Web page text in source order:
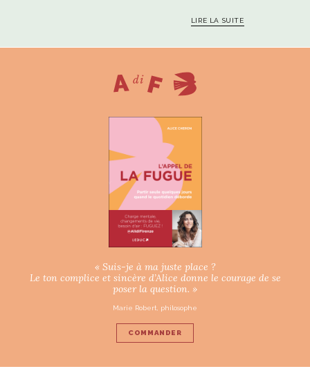
LIRE LA SUITE
« Suis-je à ma juste place ?
Le ton complice et sincère d’Alice donne le courage de se
poser la question. »
Marie Robert, philosophe
COMMANDER